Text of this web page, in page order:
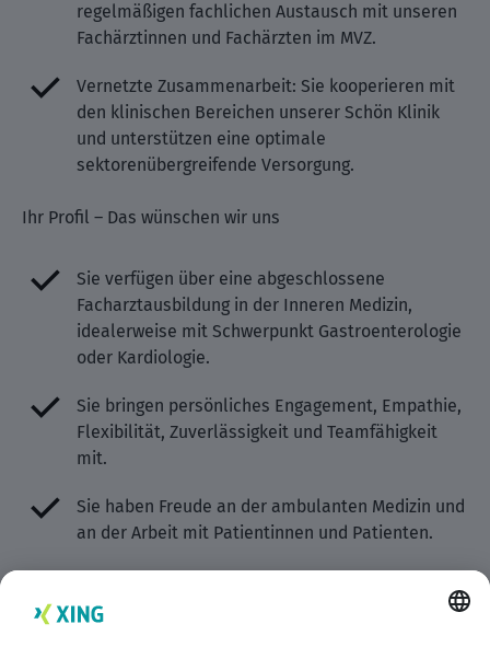
regelmäßigen fachlichen Austausch mit unseren
Fachärztinnen und Fachärzten im MVZ.
Vernetzte Zusammenarbeit: Sie kooperieren mit
den klinischen Bereichen unserer Schön Klinik
und unterstützen eine optimale
sektorenübergreifende Versorgung.
Ihr Profil – Das wünschen wir uns
Sie verfügen über eine abgeschlossene
Facharztausbildung in der Inneren Medizin,
idealerweise mit Schwerpunkt Gastroenterologie
oder Kardiologie.
Sie bringen persönliches Engagement, Empathie,
Flexibilität, Zuverlässigkeit und Teamfähigkeit
mit.
Sie haben Freude an der ambulanten Medizin und
an der Arbeit mit Patientinnen und Patienten.
an der Weiterentwicklung unseres MVZs